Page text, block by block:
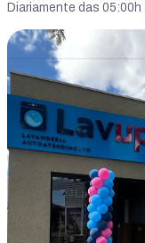
Diariamente das 05:00h